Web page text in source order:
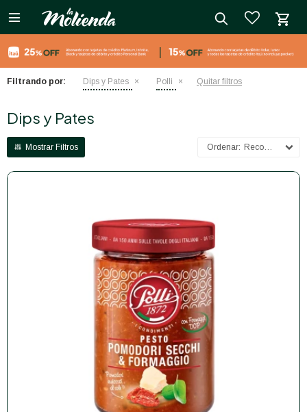

Filtrando por: Dips y Pates Polli Quitar filtros
Dips y Pates
Recomendados